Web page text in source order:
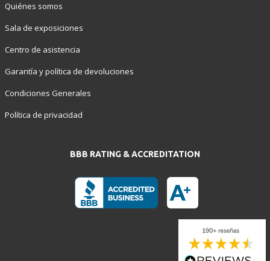
Quiénes somos
Sala de exposiciones
Centro de asistencia
Garantía y política de devoluciones
Condiciones Generales
Política de privacidad
BBB RATING & ACCREDITATION